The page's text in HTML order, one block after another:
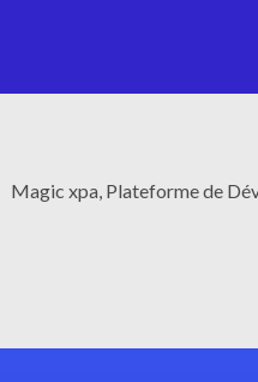
Magic xpa, Plateforme de